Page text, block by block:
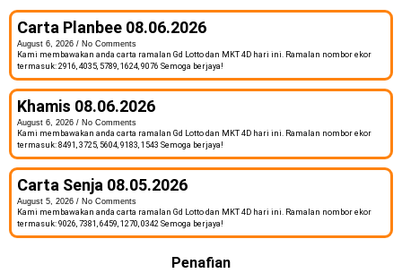
Carta Planbee 08.06.2026
August 6, 2026
No Comments
Kami membawakan anda carta ramalan Gd Lotto dan MKT 4D hari ini. Ramalan nombor ekor
termasuk: 2916, 4035, 5789, 1624, 9076 Semoga berjaya!
Khamis 08.06.2026
August 6, 2026
No Comments
Kami membawakan anda carta ramalan Gd Lotto dan MKT 4D hari ini. Ramalan nombor ekor
termasuk: 8491, 3725, 5604, 9183, 1543 Semoga berjaya!
Carta Senja 08.05.2026
August 5, 2026
No Comments
Kami membawakan anda carta ramalan Gd Lotto dan MKT 4D hari ini. Ramalan nombor ekor
termasuk: 9026, 7381, 6459, 1270, 0342 Semoga berjaya!
Penafian